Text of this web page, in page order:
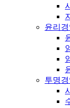
윤리경
투명경